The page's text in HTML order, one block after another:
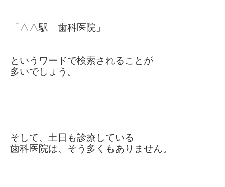
「△△駅 歯科医院」
というワードで検索されることが
多いでしょう。
そして、土日も診療している
歯科医院は、 そう多くもありません。